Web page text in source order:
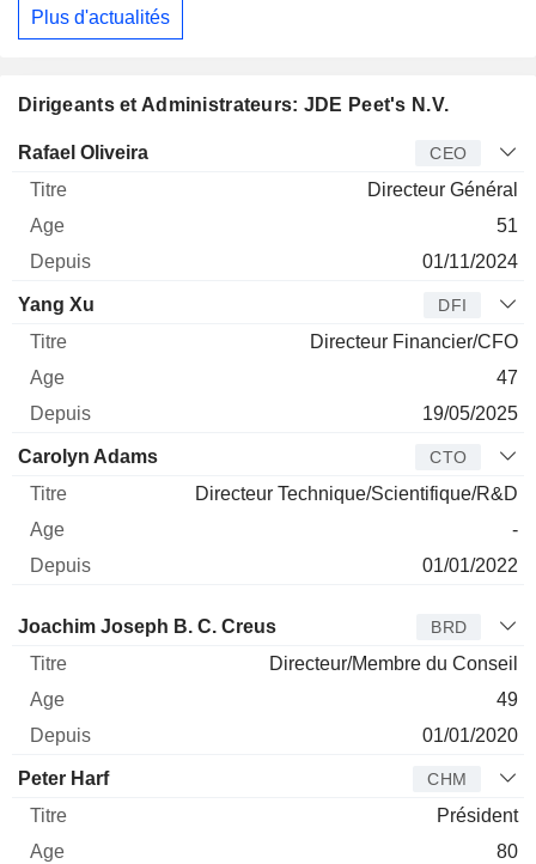
Plus d'actualités
Dirigeants et Administrateurs: JDE Peet's N.V.
Dirigeant Titre
Rafael Oliveira CEO
Directeur Général
51
01/11/2024
Yang Xu DFI
Directeur Financier/CFO
47
19/05/2025
Carolyn Adams CTO
Directeur Technique/Scientifique/R&D
-
01/01/2022
Administrateur Titre Age Depuis
Joachim Joseph B. C. Creus BRD
Directeur/Membre du Conseil
49
01/01/2020
Peter Harf CHM
Président
80